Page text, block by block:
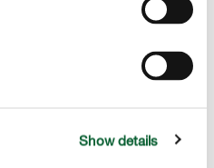
Show details
czym dobrze zabezpiecza
żerowanie. Wraz ze
zwiększa, więc powodują
na głębokość około 30